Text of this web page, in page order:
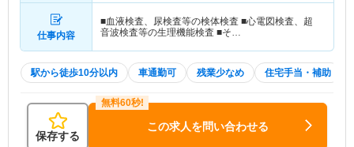
仕事内容
■血液検査、尿検査等の検体検査 ■心電図検査、超
音波検査等の生理機能検査 ■そ…
駅から徒歩10分以内 車通勤可 残業少なめ 住宅手当・補助
保存する
この求人を問い合わせる